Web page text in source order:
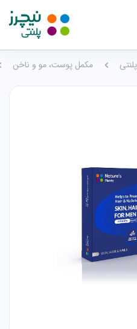
مکمل پوست، مو و ناخن